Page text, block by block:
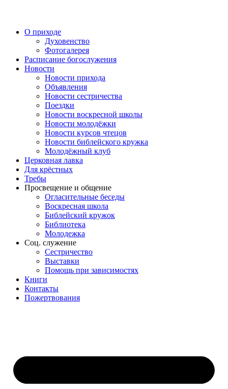
О приходе
Духовенство
Фотогалерея
Расписание богослужения
Новости
Новости прихода
Объявления
Новости сестричества
Поездки
Новости воскресной школы
Новости молодёжки
Новости курсов чтецов
Новости библейского кружка
Молодёжный клуб
Церковная лавка
Для крёстных
Требы
Просвещение и общение
Огласительные беседы
Воскресная школа
Библейский кружок
Библиотека
Молодежка
Соц. служение
Сестричество
Выставки
Помощь при зависимостях
Книги
Контакты
Пожертвования